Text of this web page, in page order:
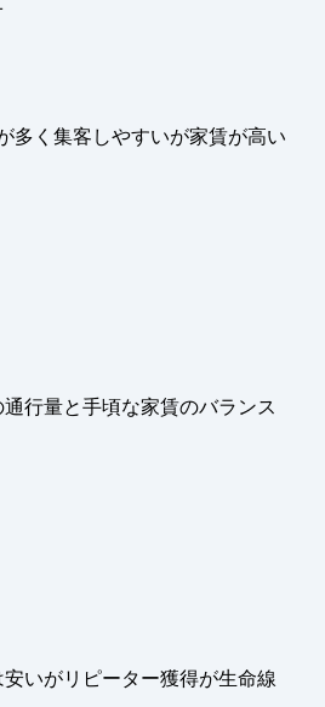
多く集客しやすいが家賃が高い
行量と手頃な家賃のバランス
いがリピーター獲得が生命線